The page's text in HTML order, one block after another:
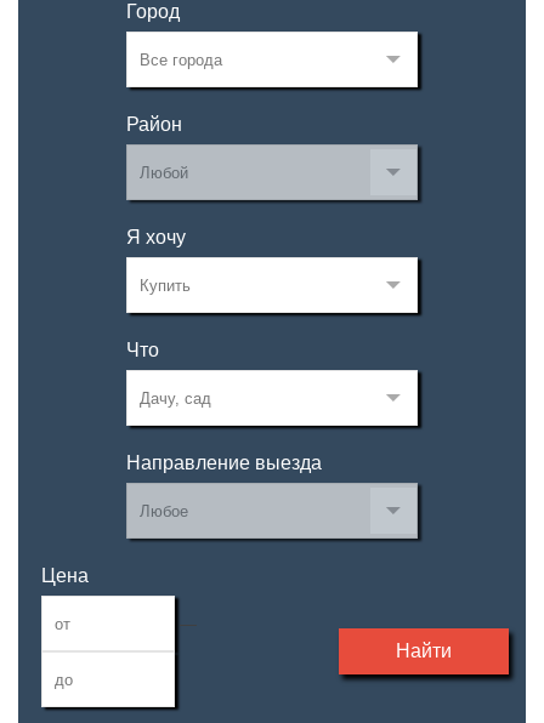
Город
Район
Я хочу
Что
Направление выезда
Цена
—
Найти